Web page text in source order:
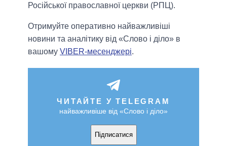
Російської православної церкви (РПЦ).
Отримуйте оперативно найважливіші
новини та аналітику від «Слово і діло» в
вашому VIBER-месенджері.
ЧИТАЙТЕ У TELEGRAM
найважливіше від «Слово і діло»
Підписатися